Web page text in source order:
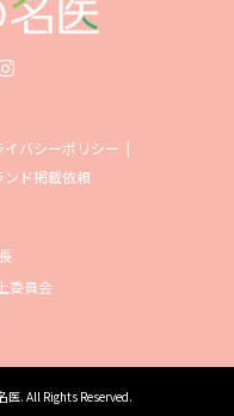
イバシーポリシー
ンド掲載依頼
委員会
医. All Rights Reserved.